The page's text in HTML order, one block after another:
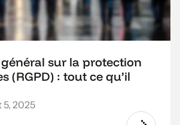
sur la protection
(RGPD) : tout ce qu’il
5, 2025